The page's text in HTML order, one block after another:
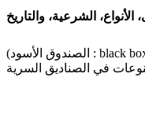
الشرعية، والتاريخ
في الصناديق السرية